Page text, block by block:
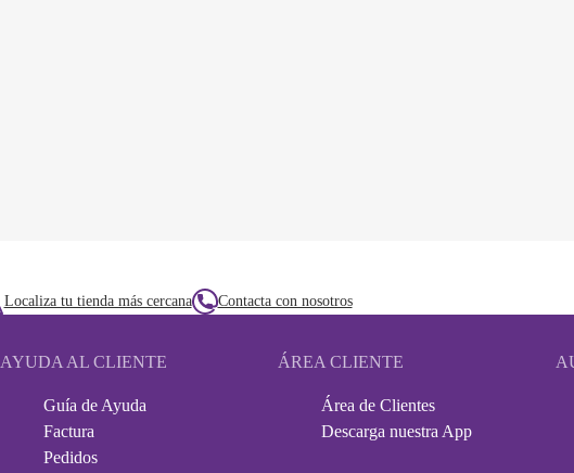
Localiza tu tienda más cercana Contacta con nosotros
AYUDA AL CLIENTE
Guía de Ayuda
Factura
Pedidos
ÁREA CLIENTE
Área de Clientes
Descarga nuestra App